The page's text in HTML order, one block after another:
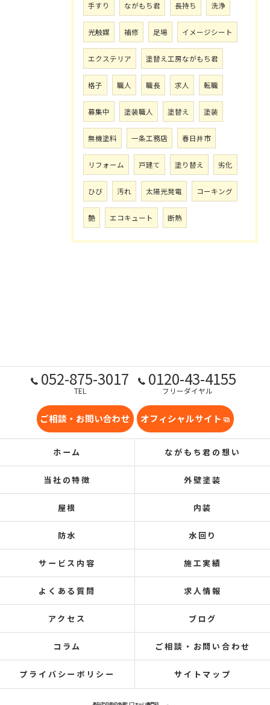
手すり ながもち君 長持ち 洗浄
光触媒 補修 足場 イメージシート
エクステリア 塗替え工房ながもち君
格子 職人 職長 求人 転職
募集中 塗装職人 塗替え 塗装
無機塗料 一条工務店 春日井市
リフォーム 戸建て 塗り替え 劣化
ひび 汚れ 太陽光発電 コーキング
艶 エコキュート 断熱
052-875-3017
TEL
0120-43-4155
フリーダイヤル
ご相談・お問い合わせ オフィシャルサイト
ホーム ながもち君の想い
当社の特徴 外壁塗装
屋根 内装
防水 水回り
サービス内容 施工実績
よくある質問 求人情報
アクセス ブログ
コラム ご相談・お問い合わせ
プライバシーポリシー サイトマップ